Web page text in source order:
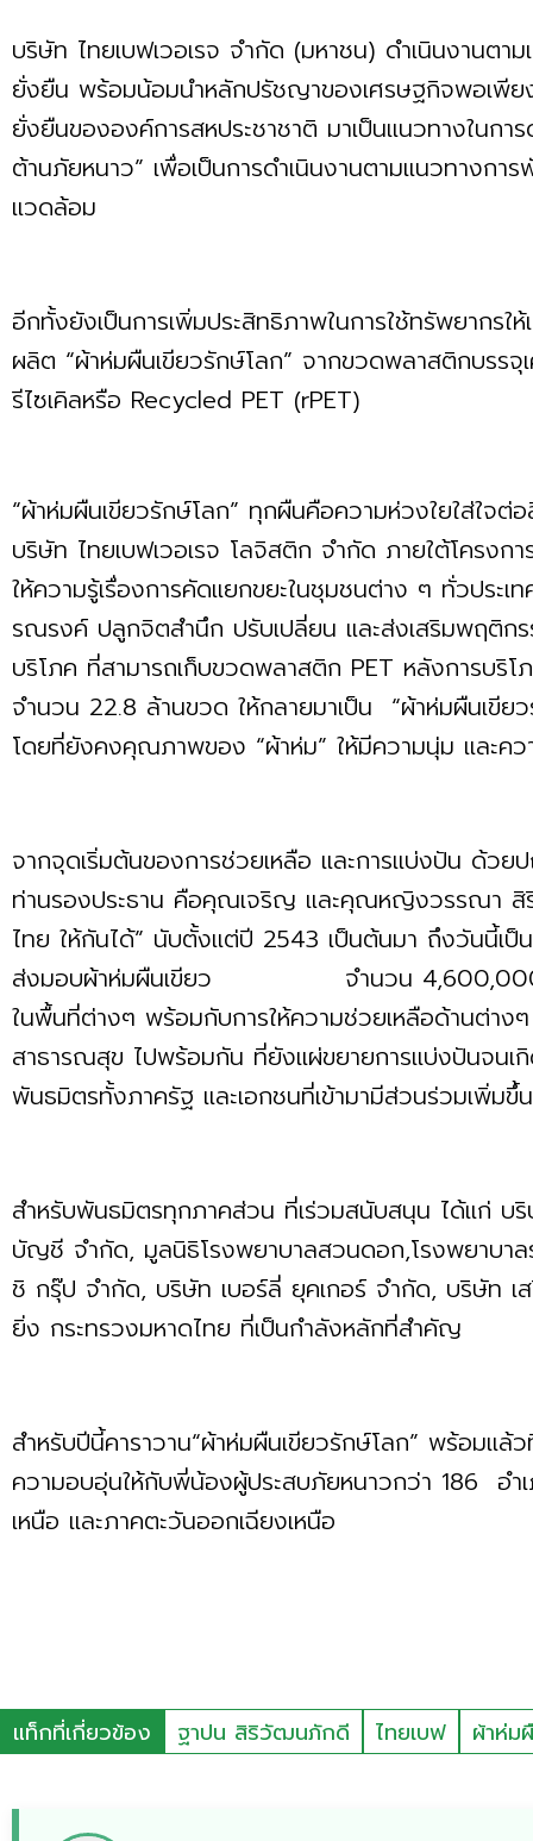
บริษัท ไทยเบฟเวอเรจ จำกัด (มหาชน) ดำเนินงานต
ยั่งยืน พร้อมน้อมนำหลักปรัชญาของเศรษฐกิจพอเพี
ยั่งยืนขององค์การสหประชาชาติ มาเป็นแนวทางในการ
ต้านภัยหนาว” เพื่อเป็นการดำเนินงานตามแนวทางก
แวดล้อม
อีกทั้งยังเป็นการเพิ่มประสิทธิภาพในการใช้ทรัพยากรใ
ผลิต “ผ้าห่มผืนเขียวรักษ์โลก” จากขวดพลาสติกบรร
รีไซเคิลหรือ Recycled PET (rPET)
“ผ้าห่มผืนเขียวรักษ์โลก” ทุกผืนคือความห่วงใยใส่ใจ
บริษัท ไทยเบฟเวอเรจ โลจิสติก จำกัด ภายใต้โครงกา
ให้ความรู้เรื่องการคัดแยกขยะในชุมชนต่าง ๆ ทั่วประเ
รณรงค์ ปลูกจิตสำนึก ปรับเปลี่ยน และส่งเสริมพฤติก
บริโภค ที่สามารถเก็บขวดพลาสติก PET หลังการบริโ
จำนวน 22.8 ล้านขวด ให้กลายมาเป็น “ผ้าห่มผืนเขี
โดยที่ยังคงคุณภาพของ “ผ้าห่ม” ให้มีความนุ่ม และคว
จากจุดเริ่มต้นของการช่วยเหลือ และการแบ่งปัน ด้วย
ท่านรองประธาน คือคุณเจริญ และคุณหญิงวรรณา สิ
ไทย ให้กันได้” นับตั้งแต่ปี 2543 เป็นต้นมา ถึงวันนี้เป็
ส่งมอบผ้าห่มผืนเขียว จำนวน 4,600,000 ผื
ในพื้นที่ต่างๆ พร้อมกับการให้ความช่วยเหลือด้านต่าง
สาธารณสุข ไปพร้อมกัน ที่ยังแผ่ขยายการแบ่งปันจนเ
พันธมิตรทั้งภาครัฐ และเอกชนที่เข้ามามีส่
สำหรับพันธมิตรทุกภาคส่วน ที่เร่วมสนับสนุน ได้แก่ บ
บัญชี จำกัด, มูลนิธิโรงพยาบาลสวนดอก,โรงพยาบา
ชิ กรุ๊ป จำกัด, บริษัท เบอร์ลี่ ยุคเกอร์ จำกัด, บริษัท เ
ยิ่ง กระทรวงมหาดไทย ที่เป็นกำลังหลักที่สำคัญ
สำหรับปีนี้คาราวาน“ผ้าห่มผืนเขียวรักษ์โลก” พร้อมแ
ความอบอุ่นให้กับพี่น้องผู้ประสบภัยหนาวกว่า 186 อํ
เหนือ และภาคตะวันออกเฉียงเหนือ
แท็กที่เกี่ยวข้อง ฐาปน สิริวัฒนภักดี ไทยเบฟ ผ้าห่ม